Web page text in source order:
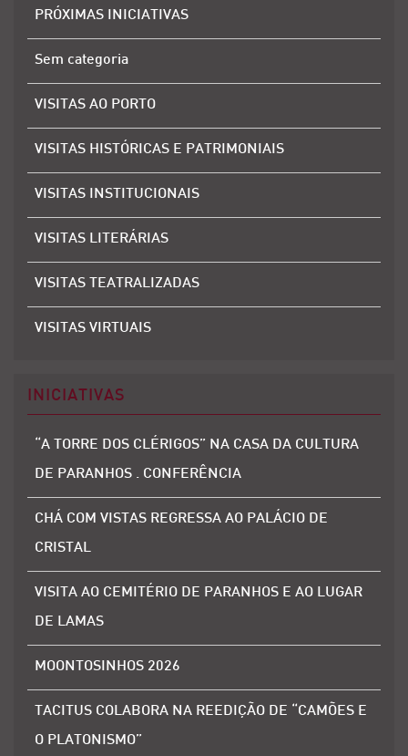
PRÓXIMAS INICIATIVAS
Sem categoria
VISITAS AO PORTO
VISITAS HISTÓRICAS E PATRIMONIAIS
VISITAS INSTITUCIONAIS
VISITAS LITERÁRIAS
VISITAS TEATRALIZADAS
VISITAS VIRTUAIS
INICIATIVAS
“A TORRE DOS CLÉRIGOS” NA CASA DA CULTURA
DE PARANHOS . CONFERÊNCIA
CHÁ COM VISTAS REGRESSA AO PALÁCIO DE
CRISTAL
VISITA AO CEMITÉRIO DE PARANHOS E AO LUGAR
DE LAMAS
MOONTOSINHOS 2026
TACITUS COLABORA NA REEDIÇÃO DE “CAMÕES E
O PLATONISMO”